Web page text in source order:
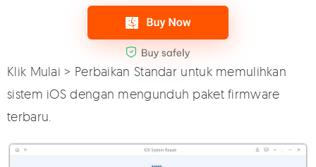
Klik Mulai > Perbaikan Standar untuk memulihkan
sistem iOS dengan mengunduh paket firmware
terbaru.